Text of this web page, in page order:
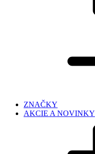
ZNAČKY
AKCIE A NOVINKY